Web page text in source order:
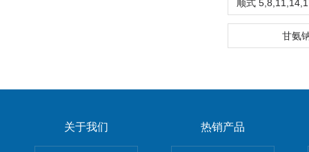
甘氨
关于我们 热销产品